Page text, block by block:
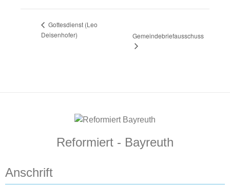
Gottesdienst (Leo
Deisenhofer)
Gemeindebriefausschuss
Reformiert - Bayreuth
Anschrift